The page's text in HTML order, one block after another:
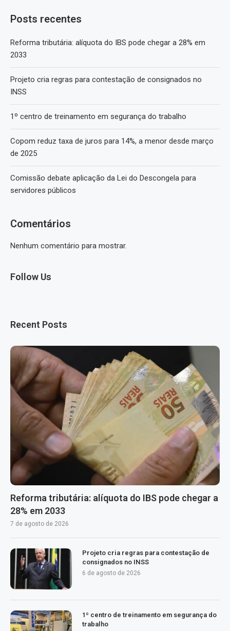
Posts recentes
Reforma tributária: alíquota do IBS pode chegar a 28% em
2033
Projeto cria regras para contestação de consignados no
INSS
1º centro de treinamento em segurança do trabalho
Copom reduz taxa de juros para 14%, a menor desde março
de 2025
Comissão debate aplicação da Lei do Descongela para
servidores públicos
Comentários
Nenhum comentário para mostrar.
Follow Us
Recent Posts
Reforma tributária: alíquota do IBS pode chegar a
28% em 2033
7 de agosto de 2026
Projeto cria regras para contestação de
consignados no INSS
6 de agosto de 2026
1º centro de treinamento em segurança do
trabalho